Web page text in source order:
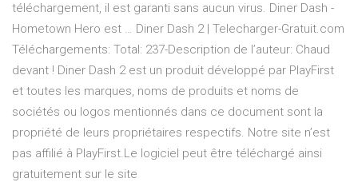
téléchargement, il est garanti sans aucun virus. Diner Dash -
Hometown Hero est … Diner Dash 2 | Telecharger-Gratuit.com
Téléchargements: Total: 237-Description de l’auteur: Chaud
devant ! Diner Dash 2 est un produit développé par PlayFirst
et toutes les marques, noms de produits et noms de
sociétés ou logos mentionnés dans ce document sont la
propriété de leurs propriétaires respectifs. Notre site n’est
pas affilié à PlayFirst.Le logiciel peut être téléchargé ainsi
gratuitement sur le site